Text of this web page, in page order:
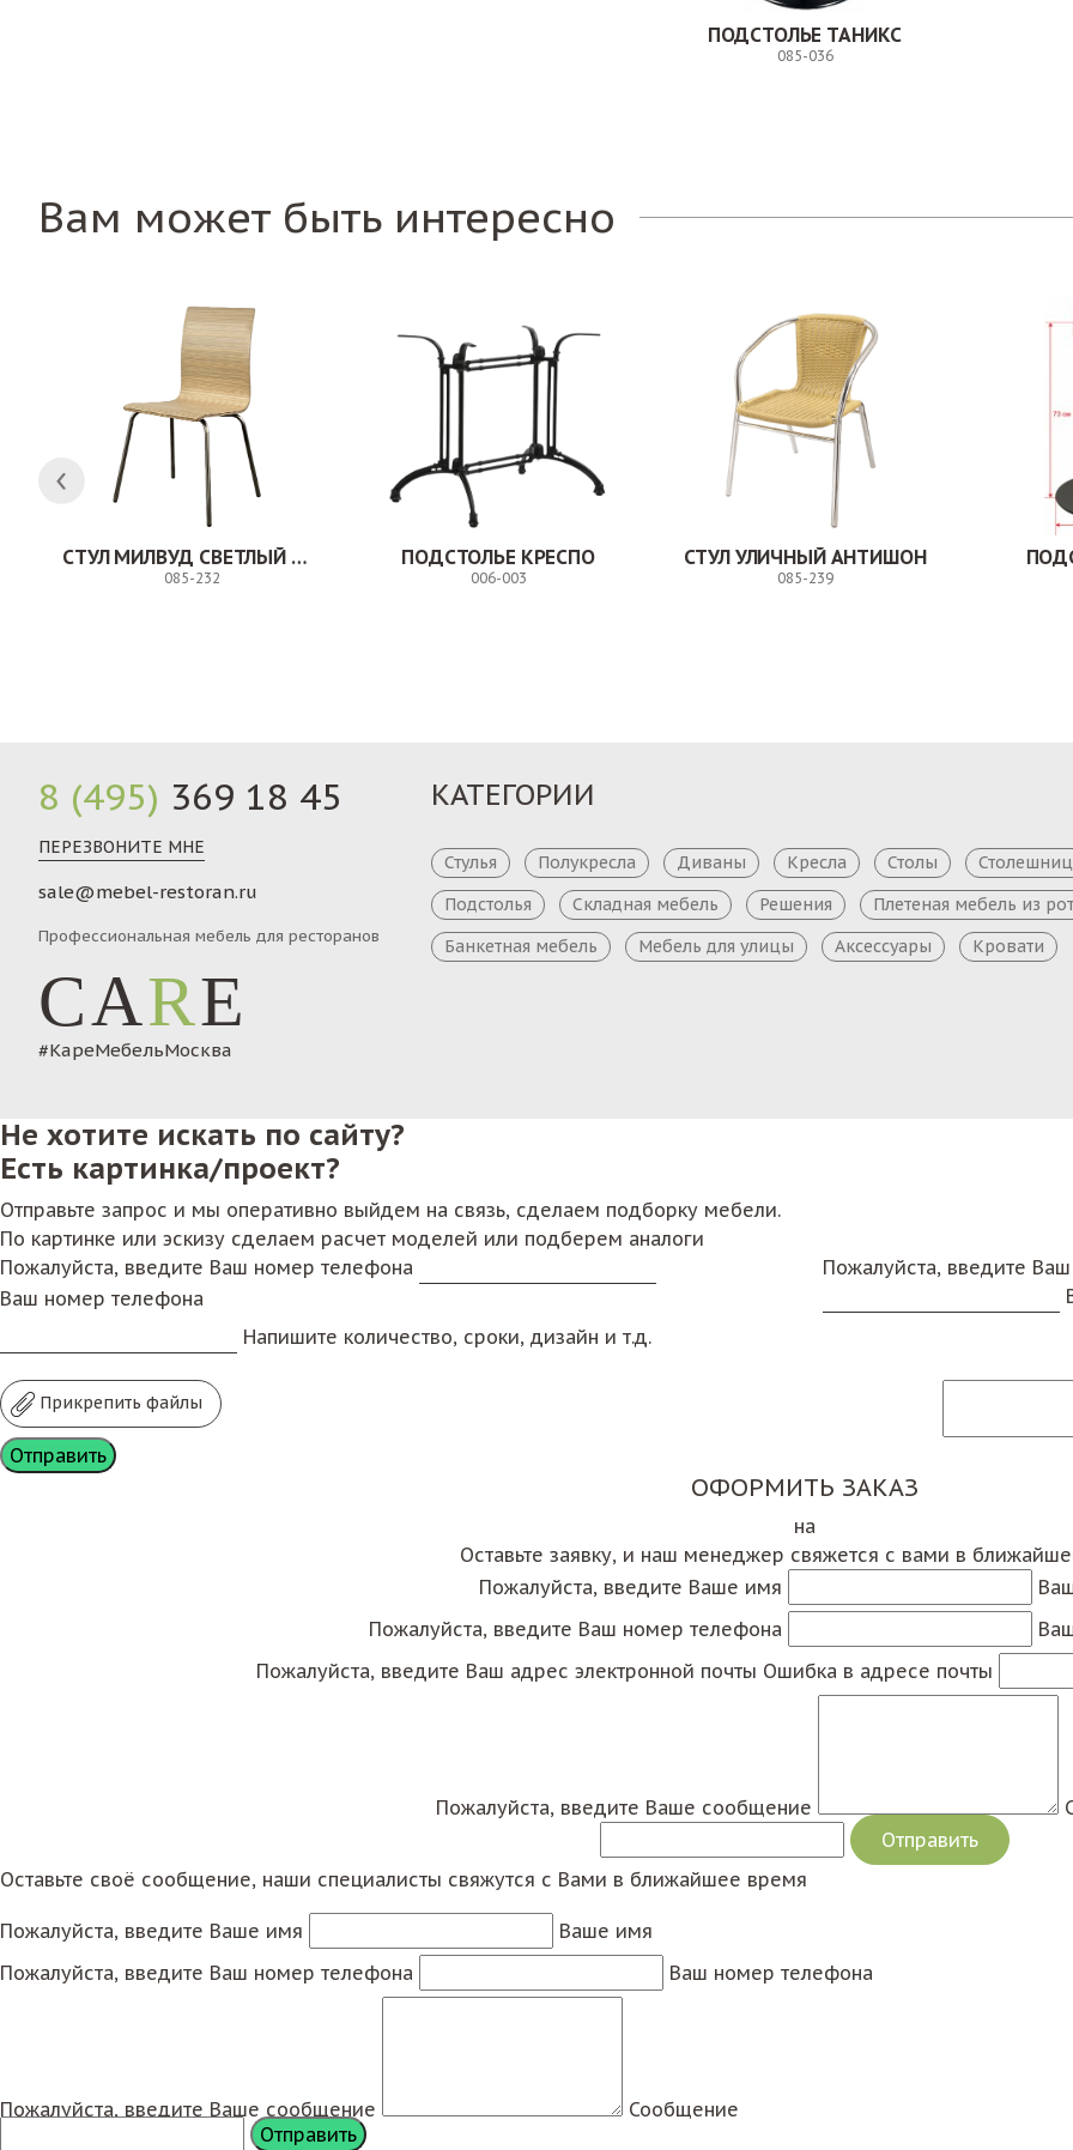
ПОДСТОЛЬЕ ТАНИКС
085-036
Вам может быть интересно
СТУЛ МИЛВУД СВЕТЛЫЙ ШЕЛК
085-232
ПОДСТОЛЬЕ КРЕСПО
006-003
СТУЛ УЛИЧНЫЙ АНТИШОН
085-239
8 (495) 369 18 45
ПЕРЕЗВОНИТЕ МНЕ
sale@mebel-restoran.ru
Профессиональная мебель для ресторанов
CARE
#КареМебельМосква
КАТЕГОРИИ
Стулья Полукресла Диваны Кресла Столы
Подстолья
Складная мебель Решения
Плетеная мебель из
Банкетная мебель
Мебель для улицы Аксессуары Кровати
Не хотите искать по сайту?
Есть картинка/проект?
Отправьте запрос и мы оперативно выйдем на связь, сделаем подборку мебели.
По картинке или эскизу сделаем расчет моделей или подберем аналоги
Пожалуйста, введите Ваш номер телефона
Ваш номер телефона
Пожалуйста, введите
Напишите количество, сроки, дизайн и т.д.
Прикрепить файлы
ОФОРМИТЬ ЗАКАЗ
на
Оставьте заявку, и наш менеджер свяжется с вами в
Пожалуйста, введите Ваше имя
Пожалуйста, введите Ваш номер телефона
Пожалуйста, введите Ваш адрес электронной почты Ошибка в адресе почты
Пожалуйста, введите Ваше сообщение
Оставьте своё сообщение, наши специалисты свяжутся с Вами в ближайшее время
Пожалуйста, введите Ваше имя
Ваше имя
Пожалуйста, введите Ваш номер телефона
Ваш номер телефона
Пожалуйста, введите Ваше сообщение Сообщение